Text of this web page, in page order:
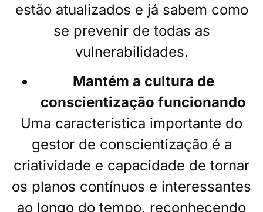
estão atualizados e já sabem como
se prevenir de todas as
vulnerabilidades.
Mantém a cultura de
conscientização funcionando
Uma característica importante do
gestor de conscientização é a
criatividade e capacidade de tornar
os planos contínuos e interessantes
ao longo do tempo, reconhecendo